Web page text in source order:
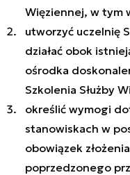
Więziennej, w tym
utworzyć uczelnię
działać obok
ośrodka
Szkolenia Służby
określić wymogi
stanowiskach w
obowiązek
poprzedzonego